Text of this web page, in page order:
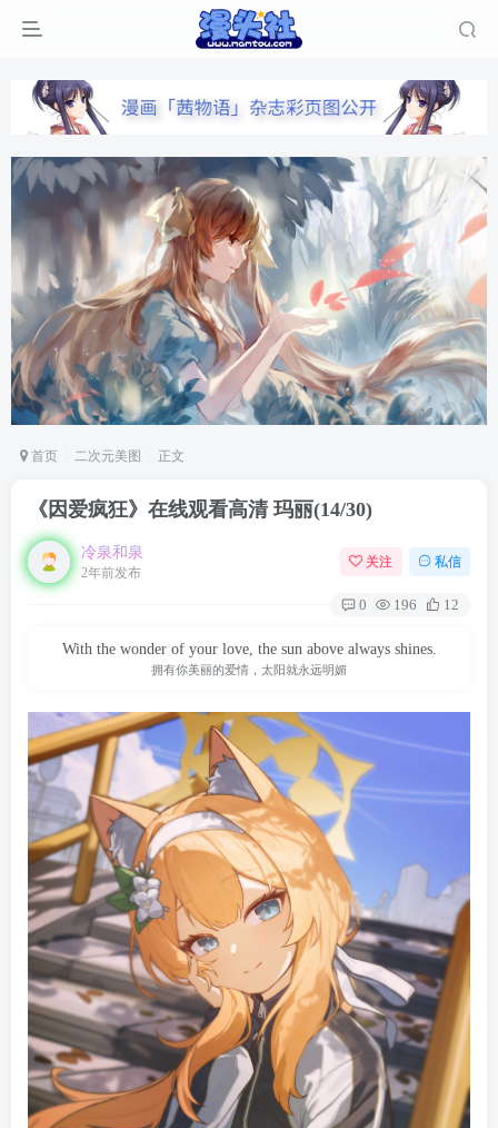
首页 二次元美图 正文
《因爱疯狂》在线观看高清 玛丽(14/30)
冷泉和泉
2年前发布
关注 私信
0 196 12
With the wonder of your love, the sun above always shines.
拥有你美丽的爱情，太阳就永远明媚